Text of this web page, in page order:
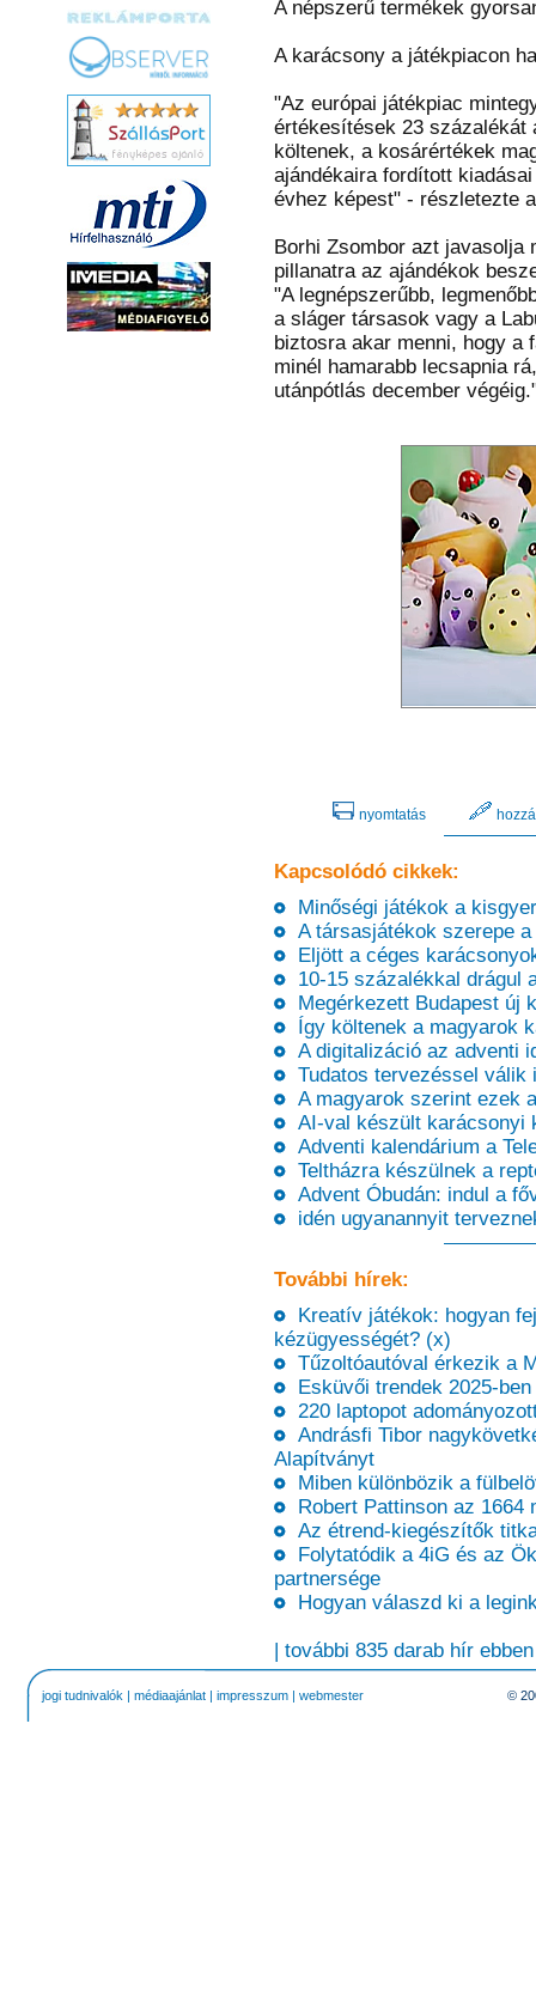
A népszerű termékek
A karácsony a játékpiacon
"Az európai játékpiac
értékesítések 23 százalékát
költenek, a kosárértékek
ajándékaira fordított
évhez képest" - részletezte
Borhi Zsombor azt javasolja
pillanatra az ajándékok
"A legnépszerűbb,
a sláger társasok vagy a
biztosra akar menni, hogy a
minél hamarabb lecsapnia
utánpótlás december
nyomtatás
Kapcsolódó cikkek:
Minőségi játékok a
A társasjátékok szerepe a
Eljött a céges
10-15 százalékkal drágul
Megérkezett Budapest új
Így költenek a magyarok
A digitalizáció az adventi
Tudatos tervezéssel válik
A magyarok szerint ezek
AI-val készült karácsonyi
Adventi kalendárium a
Teltházra készülnek a
Advent Óbudán: indul a
idén ugyanannyit
További hírek:
Kreatív játékok: hogyan
kézügyességét? (x)
Tűzoltóautóval érkezik a
Esküvői trendek 2025-ben
220 laptopot
Andrásfi Tibor
Alapítványt
Miben különbözik a
Robert Pattinson az 1664
Az étrend-kiegészítők
Folytatódik a 4iG és az
partnersége
Hogyan válaszd ki a
| további 835 darab hír
jogi tudnivalók | médiaajánlat | impresszum | webmester ©